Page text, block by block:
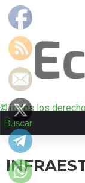
©Todos los